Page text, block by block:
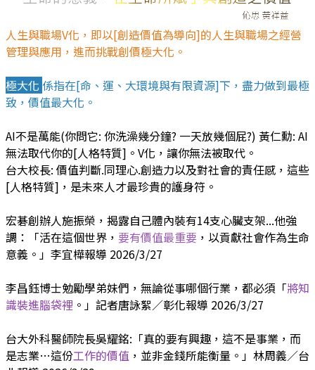
人生與職場V化，即以[創造價值為導向]的人生與職場之經營
管理與應用，進而挑戰創價極大化。
極大化 係指在[命、運、大環境與有限資源]下，盡力做到最極
致，價值最大化。
AI不是萬能(你問它: 你洗澡幾分鐘? 一天放幾個屁?) 黃仁勳: AI
無法取代你的[人格特質]。V化，讓你無法被取代。
台大校長: 價值判斷.同理心.創造力以及對社會的責任感，這些
[人格特質]，是未來人才最珍貴的護身符。
宏碁創辦人施振榮，揭露自己體內裝有14支心臟支架...他強
調：「活在這個世界， 要有價值最重要 ，以貢獻社會作為生命
意義。」李宜樺報導 2026/3/27
李昌鈺博士勉勵學弟妹們，無論從事哪個行業，都必須「將知
識裝進腦袋裡 。」記者唐詠絮／彰化報導 2026/3/27
台大外科醫師院長吳耀銘:「真的要有興趣，這不是事業，而
是志業…這份工作的價值 ，並非金錢所能衡量。」林周義／台